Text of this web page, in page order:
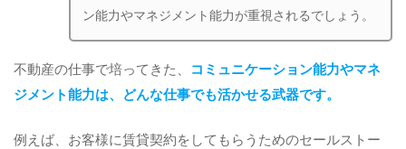
ン能力やマネジメント能力が重視されるでしょう。
不動産の仕事で培ってきた、
コミュニケーション能力やマネ
ジメント能力は、どんな仕事でも活かせる武器です。
例えば、お客様に賃貸契約をしてもらうためのセールストー